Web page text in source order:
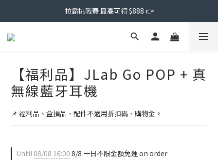
拉霸挑戰賽 最高可得 $888 👉
【福利品】JLab Go POP + 真
無線藍牙耳機
📌 福利品、盒損品、配件不適用折扣碼、購物金。
Until08/08 16:00 8/8 一日不限金額免運 on order